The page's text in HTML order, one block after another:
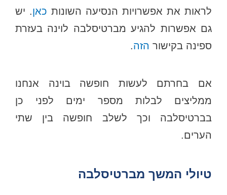
לראות את אפשרויות הנסיעה השונות כאן. יש
גם אפשרות להגיע מברטיסלבה לוינה בעזרת
ספינה בקישור הזה.
אם בחרתם לעשות חופשה בוינה אנחנו
ממליצים לבלות מספר ימים לפני כן
בברטיסלבה וכך לשלב חופשה בין שתי
הערים.
טיולי המשך מברטיסלבה